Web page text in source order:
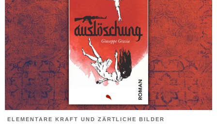
ELEMENTARE KRAFT UND ZÄRTLICHE BILDER